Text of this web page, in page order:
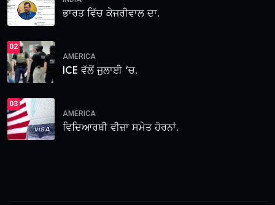
ਭਾਰਤ ਵਿੱਚ ਕੇਜਰੀਵਾਲ ਦਾ.
02
AMERICA
ICE ਵੱਲੋਂ ਜੁਲਾਈ ‘ਚ.
03
AMERICA
ਵਿਦਿਆਰਥੀ ਵੀਜ਼ਾ ਸਮੇਤ ਹੋਰਨਾਂ.